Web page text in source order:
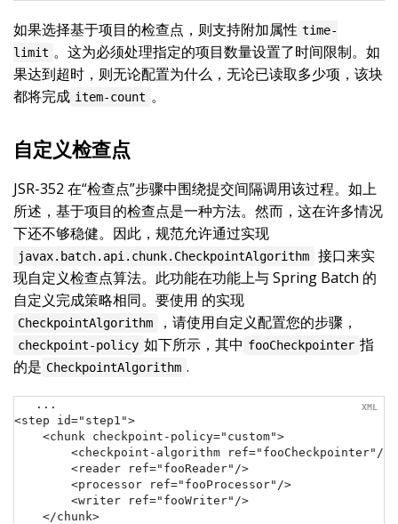
如果选择基于项目的检查点，则支持附加属性 time-
limit 。这为必须处理指定的项目数量设置了时间限制。如
果达到超时，则无论配置为什么，无论已读取多少项，该块
都将完成 item-count 。
自定义检查点
JSR-352 在“检查点”步骤中围绕提交间隔调用该过程。如上
所述，基于项目的检查点是一种方法。然而，这在许多情况
下还不够稳健。因此，规范允许通过实现
javax.batch.api.chunk.CheckpointAlgorithm
接口来实
现自定义检查点算法。此功能在功能上与 Spring Batch 的
自定义完成策略相同。要使用 的实现
CheckpointAlgorithm ，请使用自定义配置您的步骤，
checkpoint-policy 如下所示，其中 fooCheckpointer 指
的是 CheckpointAlgorithm .
...
<step id="step1">
    <chunk checkpoint-policy="custom">
        <checkpoint-algorithm ref="fooCheckpointer"/>
        <reader ref="fooReader"/>
        <processor ref="fooProcessor"/>
        <writer ref="fooWriter"/>
    </chunk>